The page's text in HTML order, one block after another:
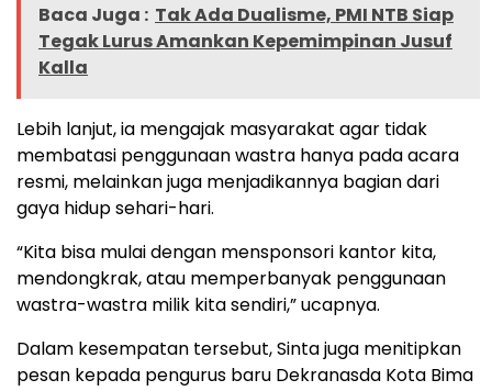
Baca Juga : Tak Ada Dualisme, PMI NTB Siap
Tegak Lurus Amankan Kepemimpinan Jusuf
Kalla
Lebih lanjut, ia mengajak masyarakat agar tidak
membatasi penggunaan wastra hanya pada acara
resmi, melainkan juga menjadikannya bagian dari
gaya hidup sehari-hari.
“Kita bisa mulai dengan mensponsori kantor kita,
mendongkrak, atau memperbanyak penggunaan
wastra-wastra milik kita sendiri,” ucapnya.
Dalam kesempatan tersebut, Sinta juga menitipkan
pesan kepada pengurus baru Dekranasda Kota Bima